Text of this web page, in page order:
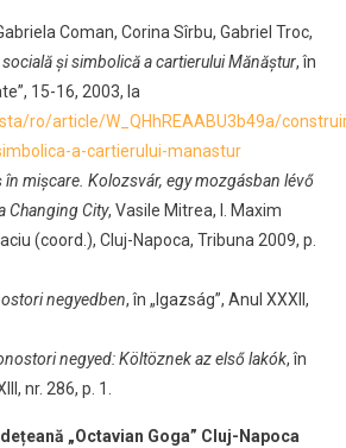
Coman, Corina Sîrbu, Gabriel Troc,
și simbolică a cartierului Mănăștur, în
15-16, 2003, la
ro/article/W_QHhREAABU3b49a/
a-cartierului-manastur
în mișcare. Kolozsvár, egy mozgásban lévő
Changing City, Vasile Mitrea, I. Maxim
(coord.), Cluj-Napoca, Tribuna 2009, p.
negyedben, în „Igazság”, Anul XXXII,
negyed: Költöznek az első lakók, în
nr. 286, p. 1.
„Octavian Goga” Cluj-Napoca